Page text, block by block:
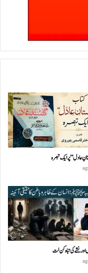
عادل” پر ایک تبصرہ
نشے کی تباہ کن لت